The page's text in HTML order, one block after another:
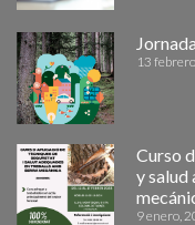
13
Curso
y salud
9 enero,